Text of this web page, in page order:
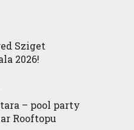
Sziget
2026!
– pool party
Rooftopu